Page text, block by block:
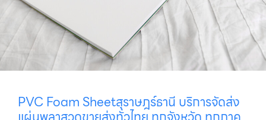
PVC Foam Sheetสุราษฎร์ธานี บริการจัดส่ง